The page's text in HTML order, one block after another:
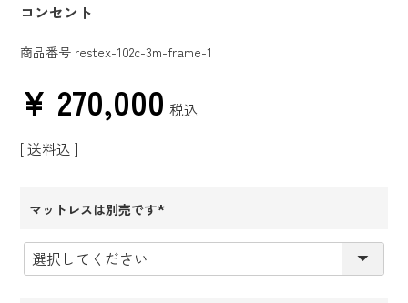
コンセント
商品番号 restex-102c-3m-frame-1
¥ 270,000 税込
送料込
マットレスは別売です